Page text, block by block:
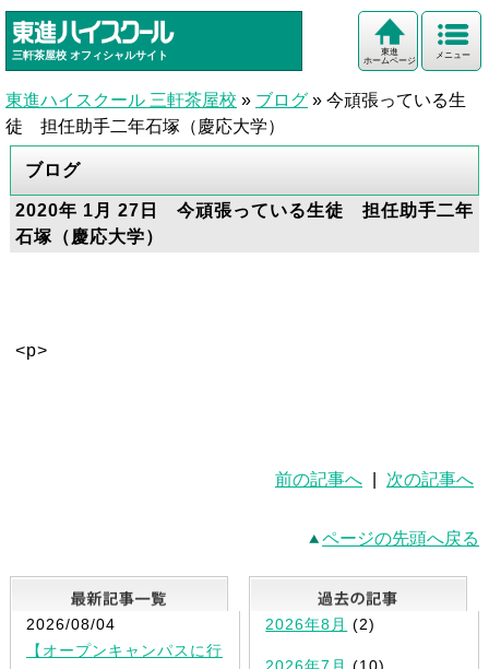
三軒茶屋校 オフィシャルサイト メニュー
東進
ホームページ
東進ハイスクール 三軒茶屋校 » ブログ » 今頑張っている生
徒 担任助手二年石塚（慶応大学）
ブログ
2020年 1月 27日 今頑張っている生徒 担任助手二年
石塚（慶応大学）
<p>
前の記事へ 次の記事へ
ページの先頭へ戻る
最新記事一覧
2026/08/04
【オープンキャンパスに行
2026年8月 (2)